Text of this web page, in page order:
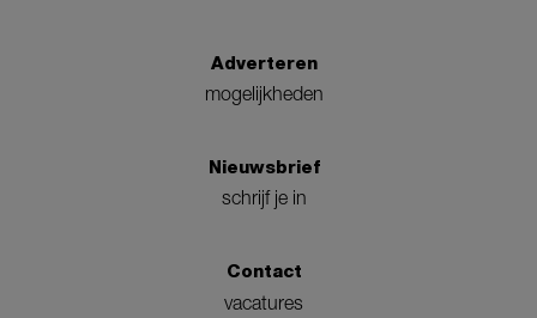
Adverteren
mogelijkheden
Nieuwsbrief
schrijf je in
Contact
vacatures